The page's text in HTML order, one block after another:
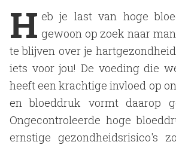
H eb je last van hoge
gewoon op zoek naar
te blijven over je
iets voor jou! De voeding die
heeft een krachtige invloed op
en bloeddruk vormt daarop
Ongecontroleerde hoge
ernstige gezondheidsrisico's